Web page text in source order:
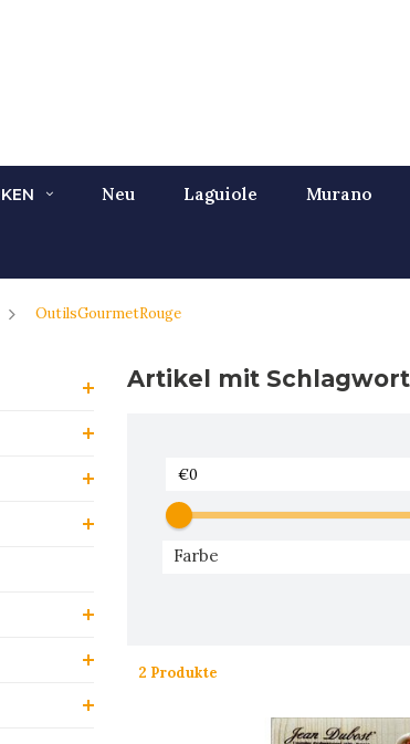
Neu Laguiole Murano
OutilsGourmetRouge
Artikel mit
Farbe
2 Produkte